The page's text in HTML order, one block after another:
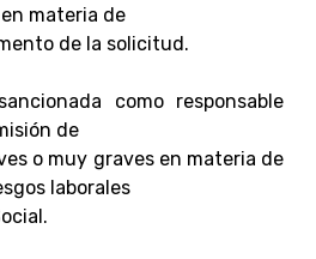
materia de
de la solicitud.
como responsable
de
o muy graves en materia de
laborales